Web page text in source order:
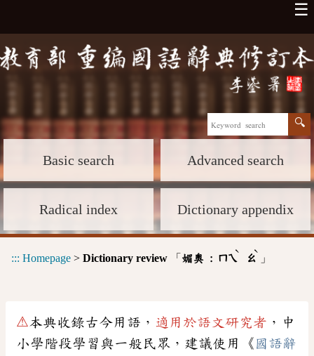
☰
Basic search Advanced search
Radical index Dictionary appendix
::: Homepage > Dictionary review 「 媚奧 : ㄇㄟ
ˋ
ㄠ
ˋ
」
⚠本典收錄古今用語， 適用於語文研究者 ，中
小學階段學習與一般民眾，建議使用《 國語辭